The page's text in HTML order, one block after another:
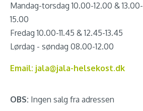
Mandag-torsdag 10.00-12.00 & 13.00-
15.00
Fredag 10.00-11.45 & 12.45-13.45
Lørdag - søndag 08.00-12.00
Email: jala@jala-helsekost.dk
OBS: Ingen salg fra adressen